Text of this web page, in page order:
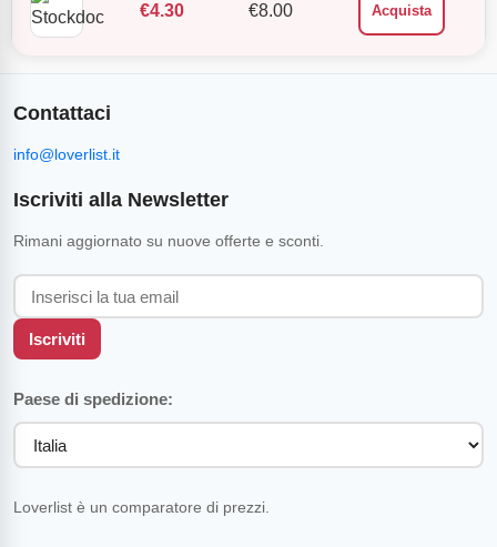
€4.30 €8.00 Acquista
Contattaci
info@loverlist.it
Iscriviti alla Newsletter
Rimani aggiornato su nuove offerte e sconti.
Iscriviti
Paese di spedizione:
Loverlist è un comparatore di prezzi.